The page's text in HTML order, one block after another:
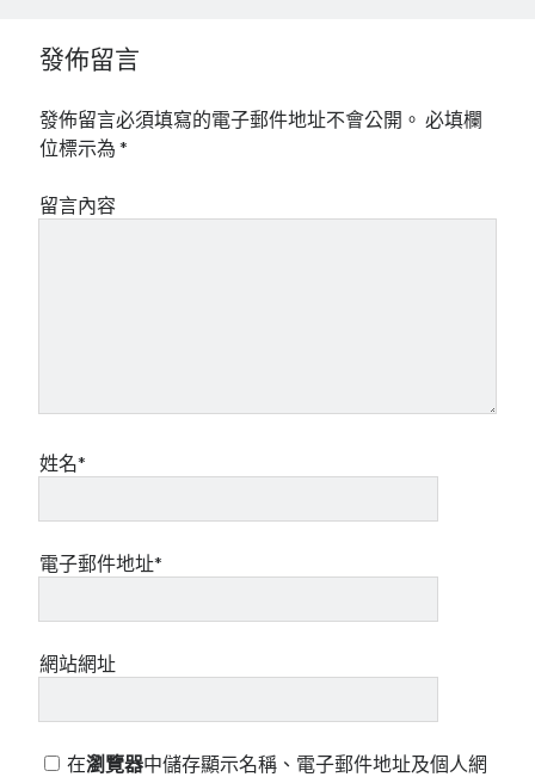
發佈留言
發佈留言必須填寫的電子郵件地址不會公開。 必填欄
位標示為*
留言內容
姓名*
電子郵件地址*
網站網址
在瀏覽器中儲存顯示名稱、電子郵件地址及個人網